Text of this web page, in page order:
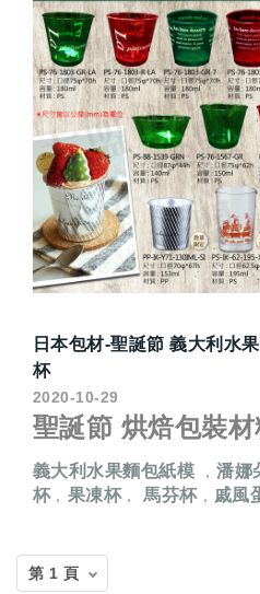
日本包材-聖誕節 義大利水
杯
2020-10-29
聖誕節 烘焙包裝
義大利水果麵包紙模 ，潘娜
杯， 果凍杯， 馬芬杯， 戚風